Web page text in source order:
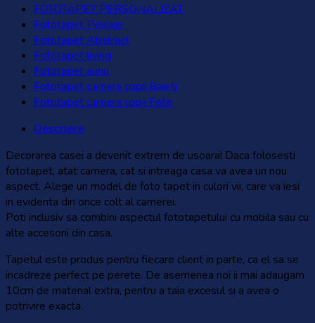
FOTOTAPET PERSONALIZAT
Fototapet Peisaje
Fototapet Abstract
Fototapet living
Fototapet auriu
Fototapet camera copii Baieti
Fototapet camera copii Fete
Descriere
Decorarea casei a devenit extrem de usoara! Daca folosesti
fototapet, atat camera, cat si intreaga casa va avea un nou
aspect. Alege un model de foto tapet in culori vii, care va iesi
in evidenta din orice colt al camerei.
Poti inclusiv sa combini aspectul fototapetului cu mobila sau cu
alte accesorii din casa.
Tapetul este produs pentru fiecare client in parte, ca el sa se
incadreze perfect pe perete. De asemenea noi ii mai adaugam
10cm de material extra, pentru a taia excesul si a avea o
potrivire exacta.